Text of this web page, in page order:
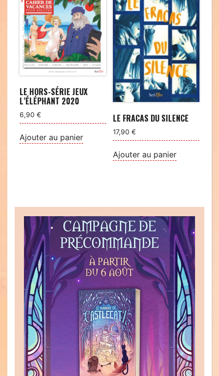
plus
ancien
LE HORS-SÉRIE JEUX
L’ÉLÉPHANT 2020
6,90 €
Ajouter au panier
LE FRACAS DU SILENCE
17,90€
Ajouter au panier